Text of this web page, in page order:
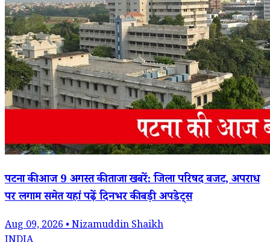
पटना की आज 9 अगस्त की ताजा खबरें: जिला परिषद बजट, अपराध
पर लगाम समेत यहां पढ़ें दिनभर की बड़ी अपडेट्स
Aug 09, 2026 • Nizamuddin Shaikh